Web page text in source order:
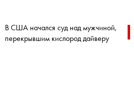
В США начался суд над мужчиной,
перекрывшим кислород дайверу